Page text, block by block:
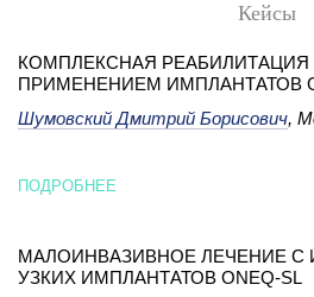
Кейсы
КОМПЛЕКСНАЯ РЕАБИЛИТАЦИЯ
ПРИМЕНЕНИЕМ ИМПЛАНТАТОВ
Шумовский Дмитрий Борисович,
ПОДРОБНЕЕ
МАЛОИНВАЗИВНОЕ ЛЕЧЕНИЕ С
УЗКИХ ИМПЛАНТАТОВ ONEQ-SL